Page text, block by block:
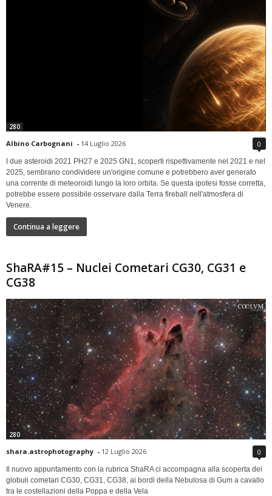
280
Albino Carbognani - 14 Luglio 2026 0
I due asteroidi 2021 PH27 e 2025 GN1, scoperti rispettivamente nel 2021 e nel
2025, sembrano condividere un'origine comune e potrebbero aver generato
una corrente di meteoroidi lungo la loro orbita. Se questa ipotesi fosse corretta,
potrebbe essere possibile osservare dalla Terra fireball nell'atmosfera di
Venere.
Continua a leggere
ShaRA#15 – Nuclei Cometari CG30, CG31 e
CG38
280
shara.astrophotography - 12 Luglio 2026 0
Il nuovo appuntamento con la rubrica ShaRA ci accompagna alla scoperta dei
globuli cometari CG30, CG31, CG38, ai bordi della Nebulosa di Gum a cavallo
tra le costellazioni della Poppa e della Vela